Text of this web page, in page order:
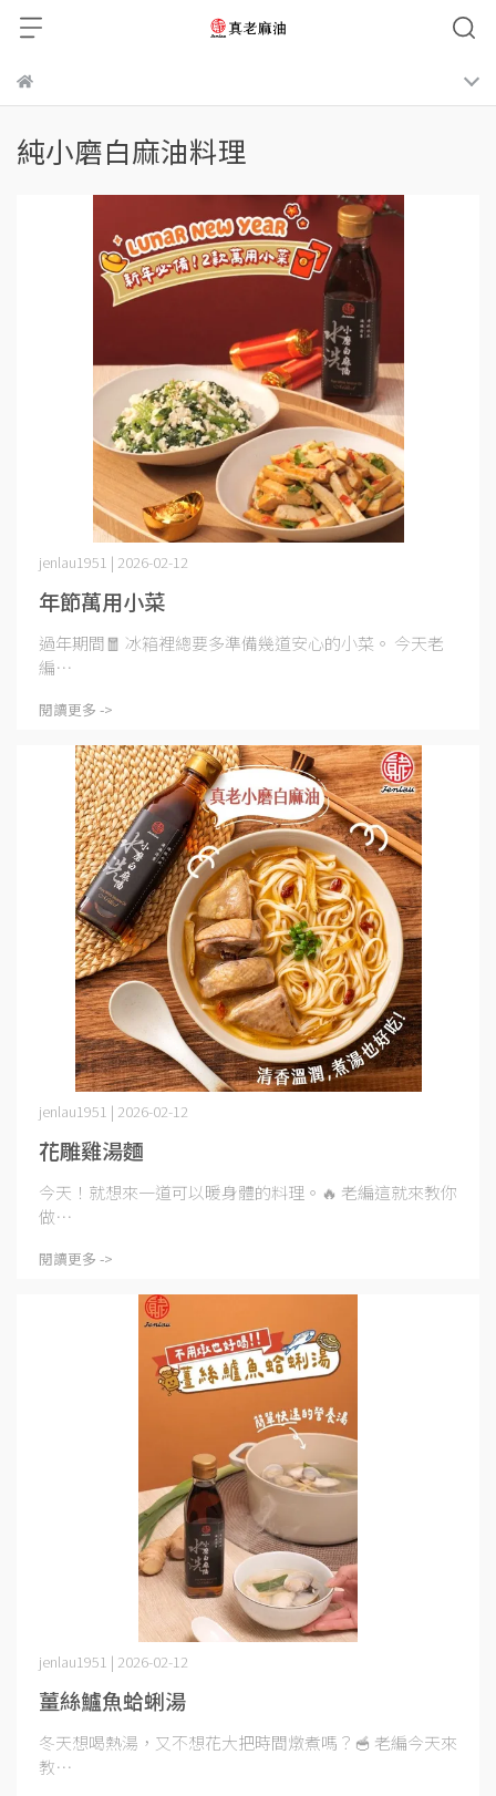
純小磨白麻油料理
年節萬用小菜
jenlau1951 | 2026-02-12
過年期間🧧 冰箱裡總要多準備幾道安心的小菜。 今天老
編⋯
閱讀更多 ->
花雕雞湯麵
jenlau1951 | 2026-02-12
今天！就想來一道可以暖身體的料理。🔥 老編這就來教你
做⋯
閱讀更多 ->
薑絲鱸魚蛤蜊湯
jenlau1951 | 2026-02-12
冬天想喝熱湯，又不想花大把時間燉煮嗎？🥣 老編今天來
教⋯